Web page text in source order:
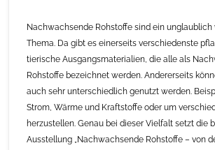
Nachwachsende Rohstoffe sind ein
Thema. Da gibt es einerseits verschiedenste
tierische Ausgangsmaterialien, die alle als
Rohstoffe bezeichnet werden. Andererseits
auch sehr unterschiedlich genutzt werden.
Strom, Wärme und Kraftstoffe oder um
herzustellen. Genau bei dieser Vielfalt setzt die
Ausstellung „Nachwachsende Rohstoffe – von